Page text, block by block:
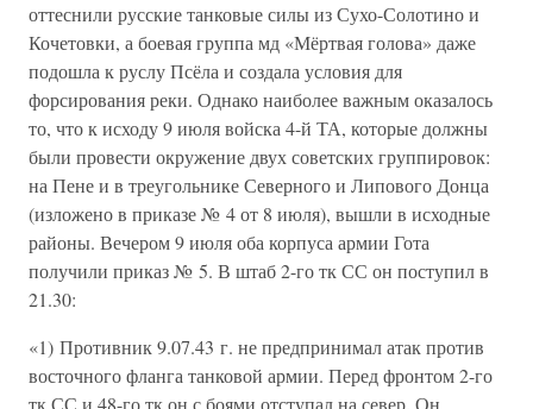
оттеснили русские танковые силы из Сухо-Солотино и
Кочетовки, а боевая группа мд «Мёртвая голова» даже
подошла к руслу Псёла и создала условия для
форсирования реки. Однако наиболее важным оказалось
то, что к исходу 9 июля войска 4-й ТА, которые должны
были провести окружение двух советских группировок:
на Пене и в треугольнике Северного и Липового Донца
(изложено в приказе № 4 от 8 июля), вышли в исходные
районы. Вечером 9 июля оба корпуса армии Гота
получили приказ № 5. В штаб 2-го тк СС он поступил в
21.30:
«1) Противник 9.07.43 г. не предпринимал атак против
восточного фланга танковой армии. Перед фронтом 2-го
тк СС и 48-го тк он с боями отступал на север. Он